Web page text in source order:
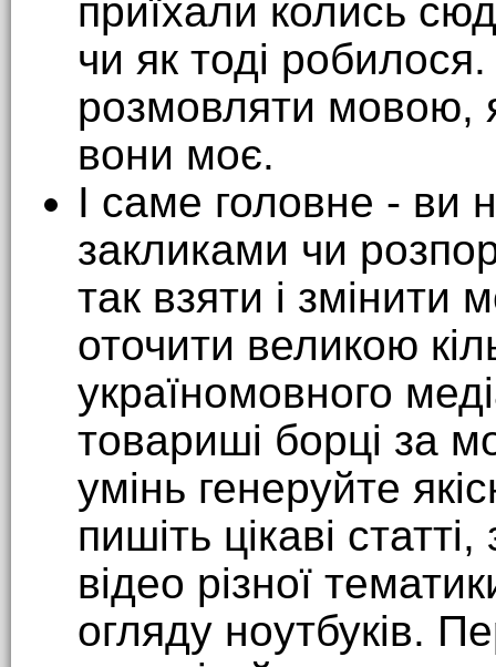
приїхали колись
чи як тоді
розмовляти мовою,
вони моє.
І саме головне - ви
закликами чи
так взяти і змінити
оточити великою
україномовного
товариші борці за
умінь генеруйте
пишіть цікаві
відео різної
огляду ноутбуків.